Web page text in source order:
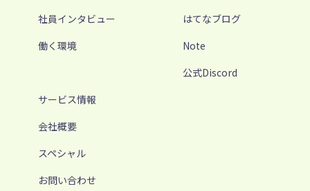
社員インタビュー
働く環境
サービス情報
会社概要
スペシャル
お問い合わせ
はてなブログ
Note
公式Discord